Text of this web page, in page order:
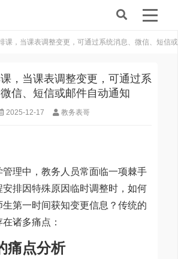
课，当课表调整变更，可通过系统消息、微信、短信
，当课表调整变更，可通过系
信、短信或邮件自动通知
2025-12-17 教务表哥
管理中，教务人员常面临一项棘手
安排因特殊原因临时调整时，如何
第一时间获知变更信息？传统的
诸多痛点：
痛点分析